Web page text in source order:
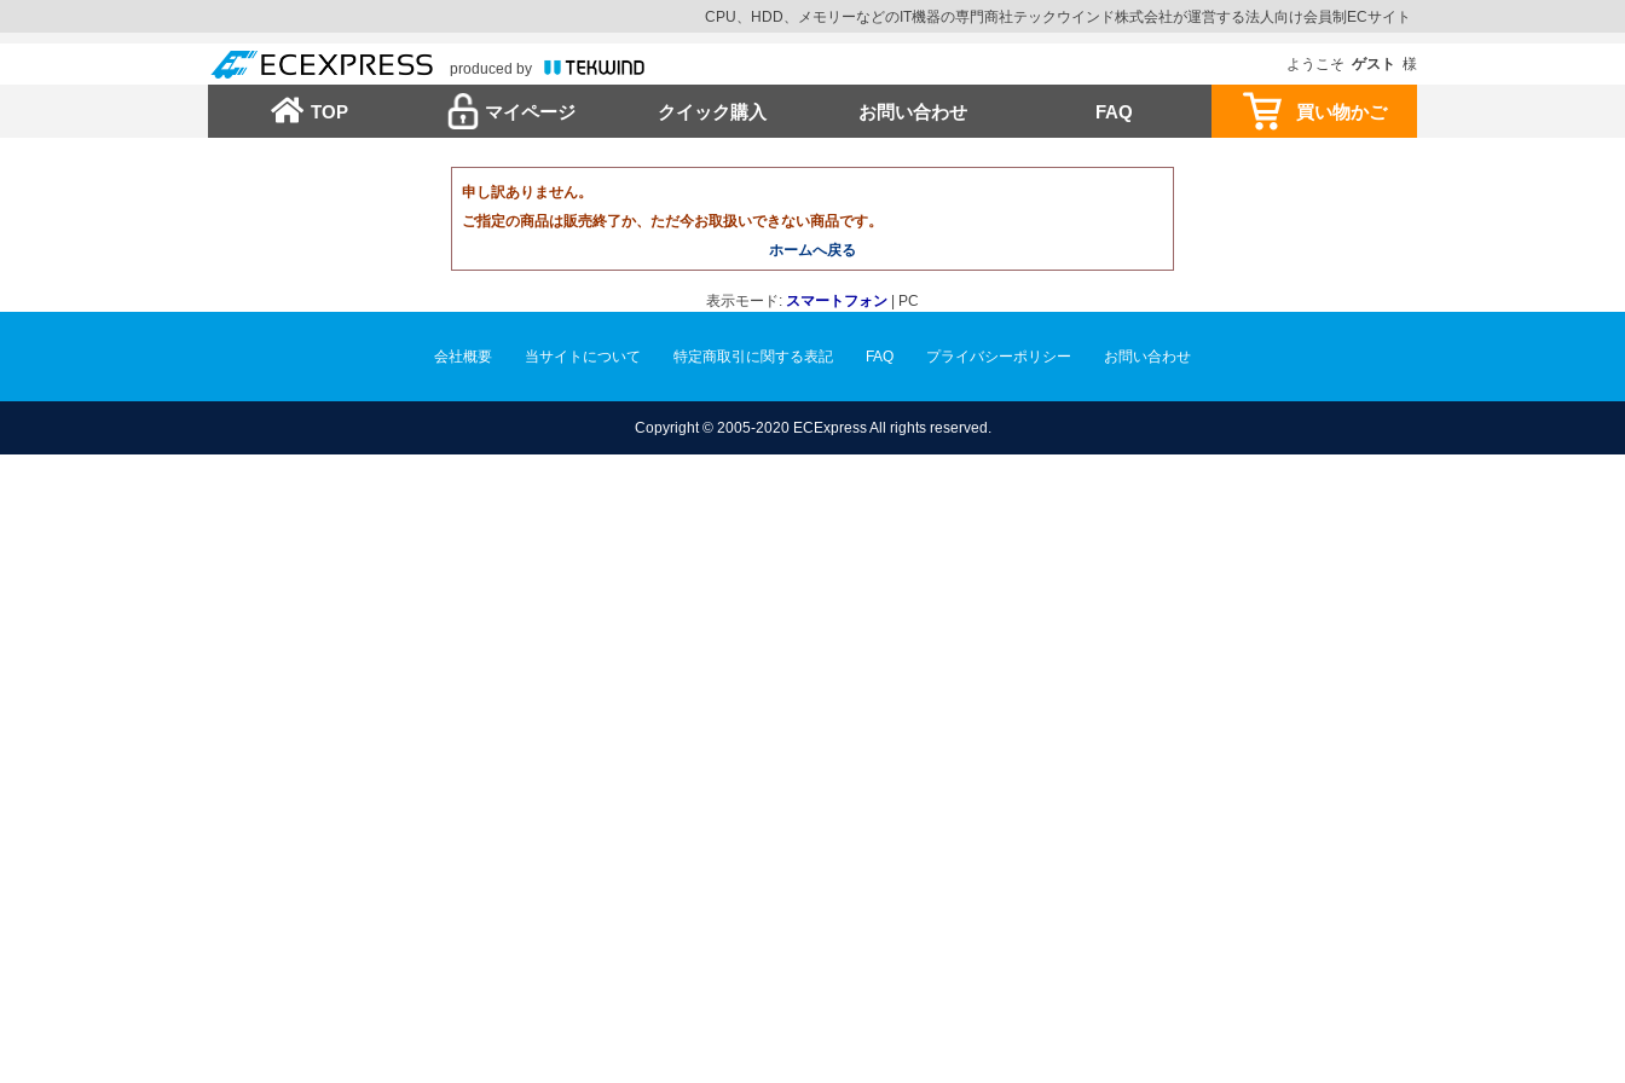
produced by ようこそ ゲスト 様
CPU、HDD、メモリーなどのIT機器の専門商社テックウインド株式会社が運営する法人向け会員制ECサイト
TOP マイページ クイック購入 お問い合わせ FAQ 買い物かご
申し訳ありません。
ご指定の商品は販売終了か、ただ今お取扱いできない商品です。
ホームへ戻る
表示モード: スマートフォン | PC
会社概要 当サイトについて 特定商取引に関する表記 FAQ プライバシーポリシー お問い合わせ
Copyright © 2005-2020 ECExpress All rights reserved.